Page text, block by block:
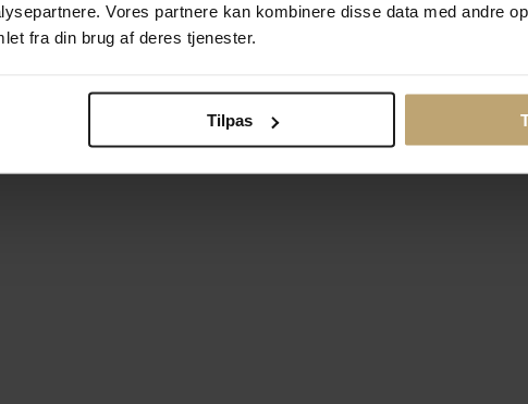
Vores partnere kan kombinere disse data med andre
fra din brug af deres tjenester.
Tilpas
Betalingsmuligheder
Ændr cookie-